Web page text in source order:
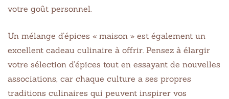
votre goût personnel.
Un mélange d’épices « maison » est également un
excellent cadeau culinaire à offrir. Pensez à élargir
votre sélection d’épices tout en essayant de nouvelles
associations, car chaque culture a ses propres
traditions culinaires qui peuvent inspirer vos